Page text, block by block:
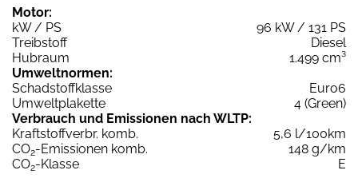
Motor:
kW / PS
96 kW / 131 PS
Treibstoff
Diesel
Hubraum
1.499 cm³
Umweltnormen:
Schadstoffklasse
Euro6
Umweltplakette
4 (Green)
Verbrauch und Emissionen nach WLTP:
Kraftstoffverbr. komb.
5,6 l/100km
CO2-Emissionen komb.
148 g/km
CO2-Klasse
E